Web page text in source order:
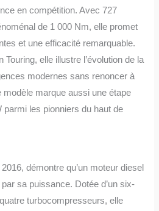
en compétition. Avec 727
de 1 000 Nm, elle promet
et une efficacité remarquable.
Touring, elle illustre l’évolution de la
modernes sans renoncer à
marque aussi une étape
parmi les pionniers du haut de
démontre qu’un moteur diesel
sa puissance. Dotée d’un six-
turbocompresseurs, elle